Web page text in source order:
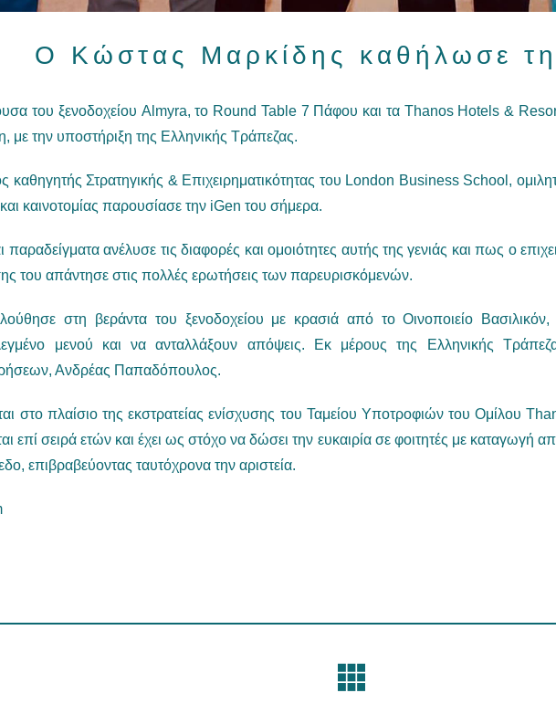
O Κώστας Μαρκίδης καθήλωσε
του ξενοδοχείου Almyra, το Round Table 7 Πάφου και τα Thanos Hotels &
με την υποστήριξη της Ελληνικής Τράπεζας.
καθηγητής Στρατηγικής & Επιχειρηματικότητας του London Business School,
καινοτομίας παρουσίασε την iGen του σήμερα.
ανέλυσε τις διαφορές και ομοιότητες αυτής της γενιάς και πως ο
του απάντησε στις πολλές ερωτήσεις των παρευρισκόμενών.
στη βεράντα του ξενοδοχείου με κρασιά από το Οινοποιείο Βασιλικόν,
μενού και να ανταλλάξουν απόψεις. Εκ μέρους της Ελληνικής
Ανδρέας Παπαδόπουλος.
στο πλαίσιο της εκστρατείας ενίσχυσης του Ταμείου Υποτροφιών του Ομίλου
επί σειρά ετών και έχει ως στόχο να δώσει την ευκαιρία σε φοιτητές με καταγωγή
επιβραβεύοντας ταυτόχρονα την αριστεία.